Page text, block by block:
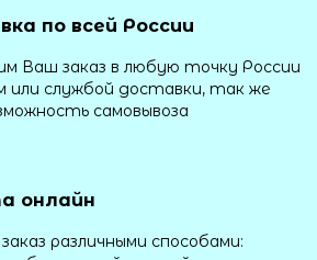
по всей России
Ваш заказ в любую точку России
или службой доставки, так же
самовывоза
онлайн
различными способами: